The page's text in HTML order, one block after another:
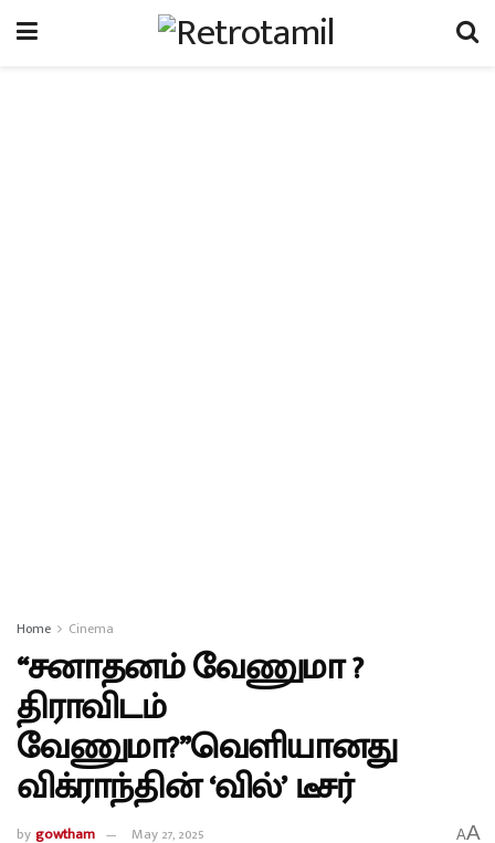
Home Cinema
“சனாதனம் வேணுமா ?
திராவிடம்
வேணுமா?”வெளியானது
விக்ராந்தின் ‘வில்’ டீசர்
bygowtham May 27, 2025 AA